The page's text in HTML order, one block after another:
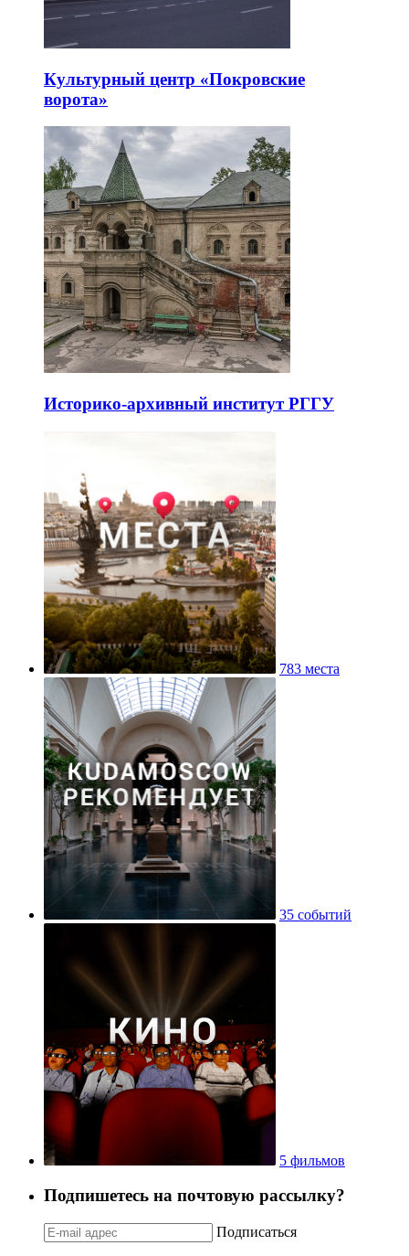
Культурный центр «Покровские
ворота»
Историко-архивный институт РГГУ
783 места
35 событий
5 фильмов
Подпишетесь на почтовую рассылку?
Подписаться